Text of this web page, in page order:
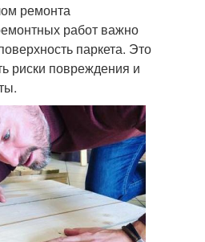
ремонта
работ важно
паркета. Это
риски повреждения и